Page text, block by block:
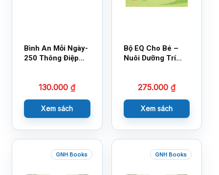
Bình An Mỗi Ngày-
250 Thông Điệp
130.000₫
Xem sách
Bộ EQ Cho Bé –
Nuôi Dưỡng Trí
275.000 ₫
Xem sách
GNH Books GNH Books